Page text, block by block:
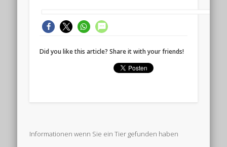
Did you like this article? Share it with your friends!
Informationen wenn Sie ein Tier gefunden haben